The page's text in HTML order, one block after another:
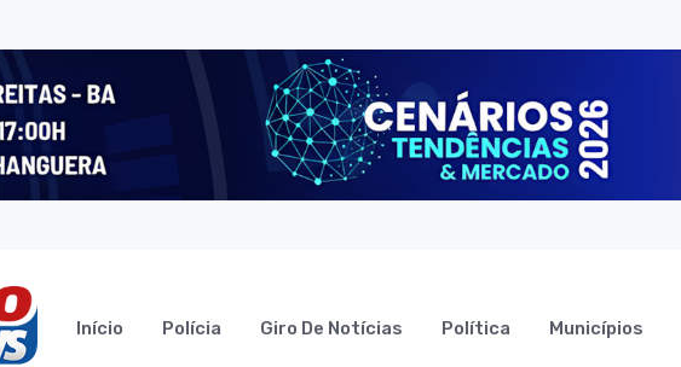
Início Polícia Giro De Notícias Política Municípios